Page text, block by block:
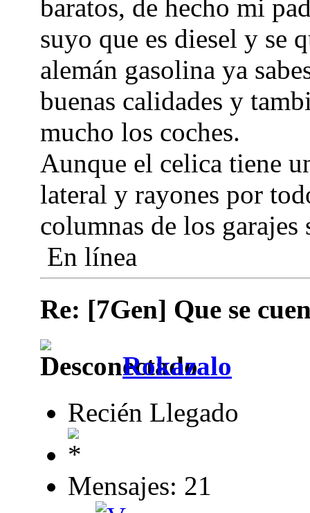
baratos, de hecho mi
suyo que es diesel y se
alemán gasolina ya
buenas calidades y
mucho los coches.
Aunque el celica tiene
lateral y rayones por
columnas de los garajes
En línea
Re: [7Gen] Que se
Rokazalo
Recién Llegado
Mensajes: 21